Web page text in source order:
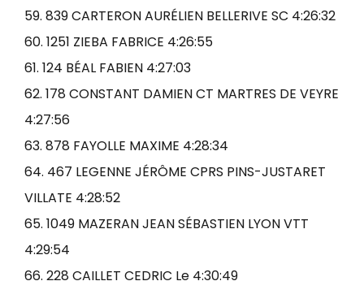
59. 839 CARTERON AURÉLIEN BELLERIVE SC 4:26:32
60. 1251 ZIEBA FABRICE 4:26:55
61. 124 BÉAL FABIEN 4:27:03
62. 178 CONSTANT DAMIEN CT MARTRES DE VEYRE
4:27:56
63. 878 FAYOLLE MAXIME 4:28:34
64. 467 LEGENNE JÉRÔME CPRS PINS-JUSTARET
VILLATE 4:28:52
65. 1049 MAZERAN JEAN SÉBASTIEN LYON VTT
4:29:54
66. 228 CAILLET CEDRIC Le 4:30:49